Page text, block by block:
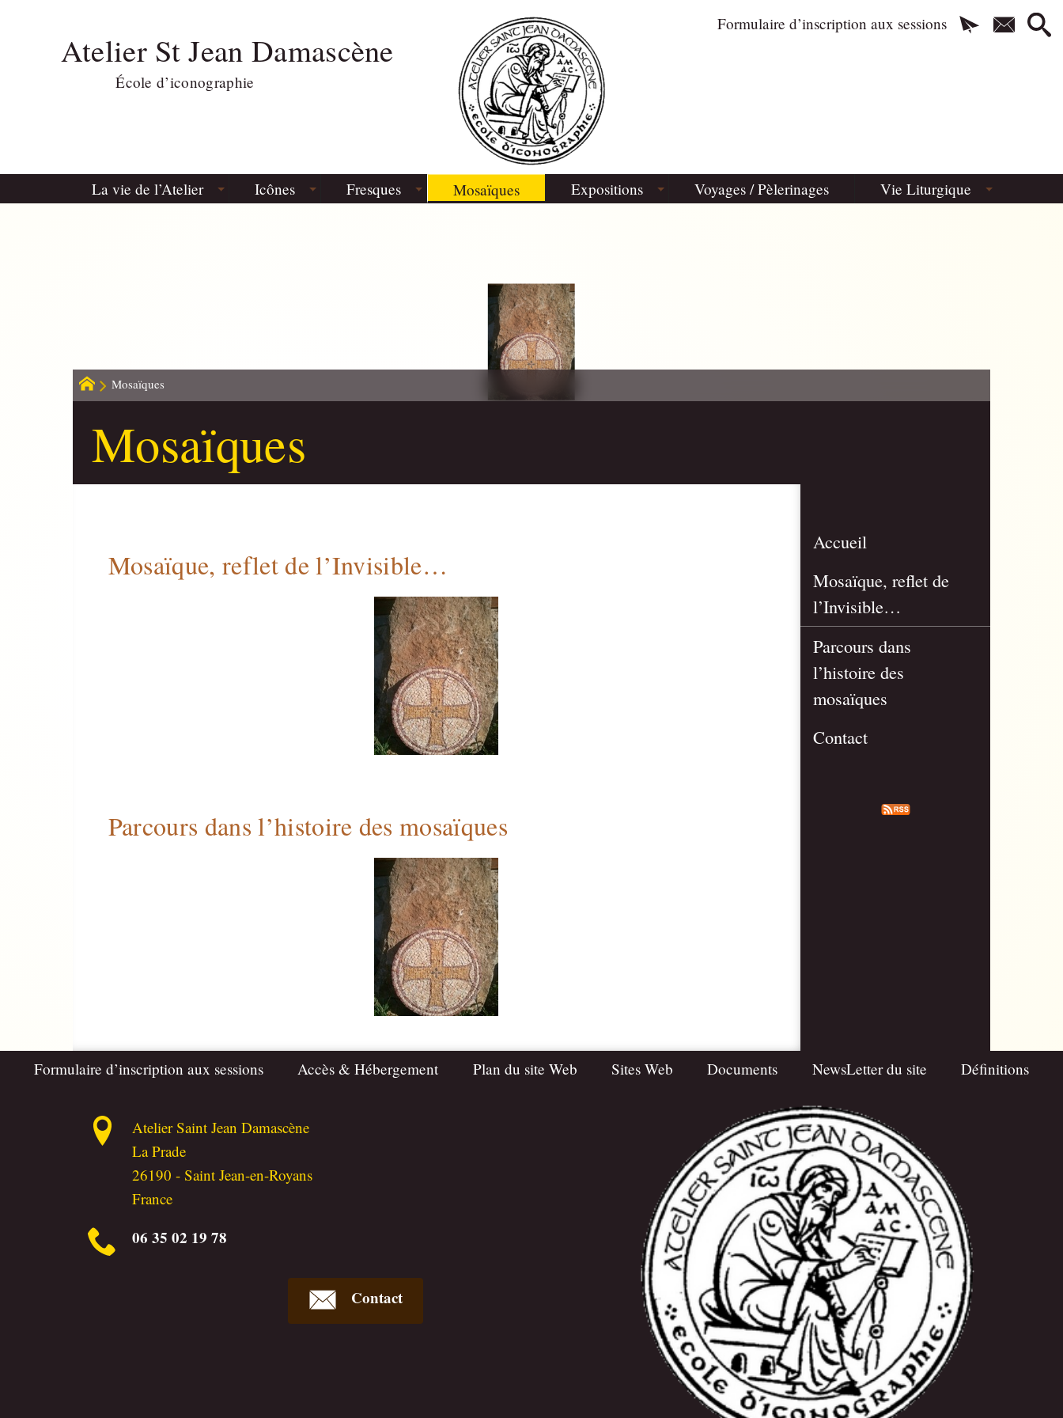
Formulaire d’inscription aux sessions
Atelier St Jean Damascène
École d’iconographie
La vie de l’Atelier Icônes Fresques Mosaïques Expositions Voyages / Pèlerinages Vie Liturgique
Mosaïques
Mosaïques
Mosaïque, reflet de l’Invisible…
Parcours dans l’histoire des mosaïques
Accueil
Mosaïque, reflet de
l’Invisible…
Parcours dans
l’histoire des
mosaïques
Contact
Formulaire d’inscription aux sessions Accès & Hébergement Plan du site Web Sites Web Documents NewsLetter du site Définitions
Atelier Saint Jean Damascène
La Prade
26190 -Saint Jean-en-Royans
France
06 35 02 19 78
Contact